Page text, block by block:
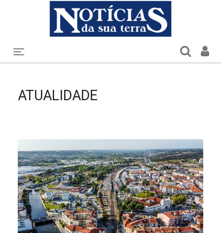
Toggle navigation
ATUALIDADE